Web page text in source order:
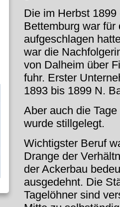
Die im Herbst
Bettemburg war
aufgeschlagen
war die
von Dalheim über
fuhr. Erster
1893 bis 1899 N.
Aber auch die Tage
wurde stillgelegt.
Wichtigster Beruf
Drange der
der Ackerbau
ausgedehnt. Die
Tagelöhner sind